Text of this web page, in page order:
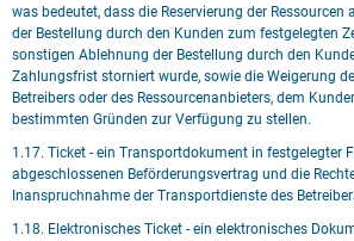
was bedeutet, dass die Reservierung der
der Bestellung durch den Kunden zum festgelegten
sonstigen Ablehnung der Bestellung durch den
Zahlungsfrist storniert wurde, sowie die Weigerung
Betreibers oder des Ressourcenanbieters, dem
bestimmten Gründen zur Verfügung zu stellen.
1.17. Ticket - ein Transportdokument in festgelegter
abgeschlossenen Beförderungsvertrag und die
Inanspruchnahme der Transportdienste des
1.18. Elektronisches Ticket - ein elektronisches